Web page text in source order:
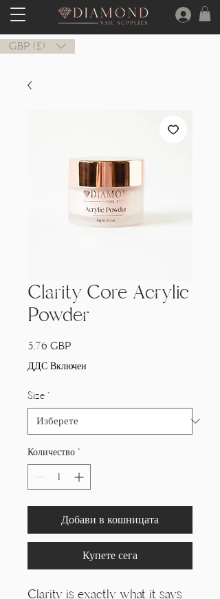
GBP (£)
Clarity Core Acrylic
Powder
5,76 GBP
ДДС Включен
Size *
Количество *
Добави в кошницата
Купете сега
Clarity is exactly what it says